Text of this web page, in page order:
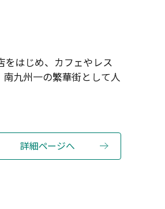
をはじめ、カフェやレス
南九州一の繁華街として人
詳細ページへ